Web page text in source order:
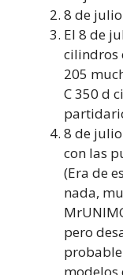
8 de
El 8 de
cilindros
205
C 350 d
8 de
con las
(Era de
nada,
pero